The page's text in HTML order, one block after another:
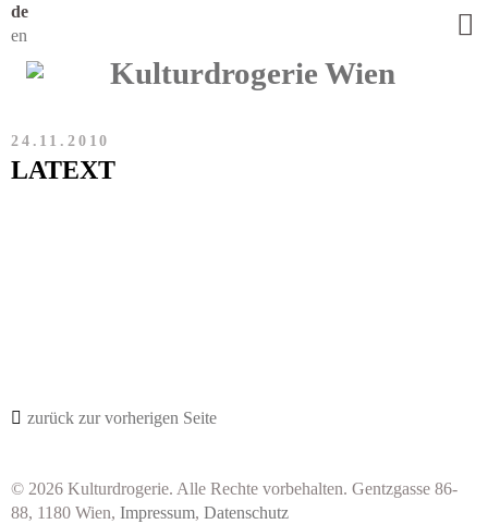
de
en
24.11.2010
LATEXT
zurück zur vorherigen Seite
© 2026 Kulturdrogerie. Alle Rechte vorbehalten. Gentzgasse 86-
88, 1180 Wien, Impressum, Datenschutz